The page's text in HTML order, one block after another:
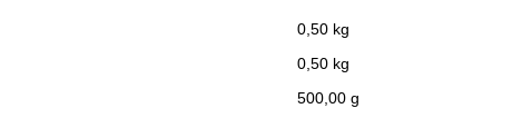
0,50 kg
0,50 kg
500,00 g